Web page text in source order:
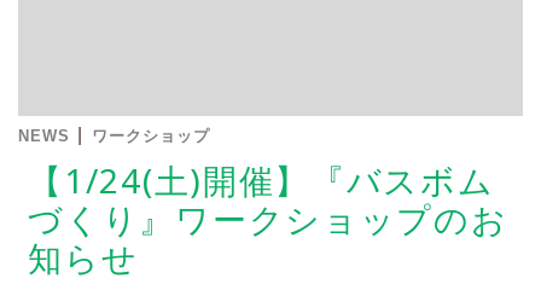
NEWS ワークショップ
【1/24(土)開催】『バスボム
づくり』ワークショップのお
知らせ